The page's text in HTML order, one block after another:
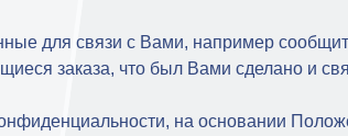
для связи с Вами, например
заказа, что был Вами сделано и
на основании